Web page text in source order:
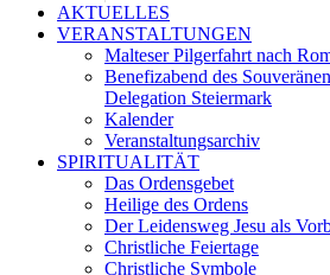
AKTUELLES
VERANSTALTUNGEN
Malteser Pilgerfahrt nach
Benefizabend des
Delegation Steiermark
Kalender
Veranstaltungsarchiv
SPIRITUALITÄT
Das Ordensgebet
Heilige des Ordens
Der Leidensweg Jesu als
Christliche Feiertage
Christliche Symbole